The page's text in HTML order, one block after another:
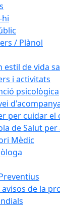
/ Plànol
estil de vida
i activitats
psicològica
per cuidar el
de Salut per
Mèdic
de la